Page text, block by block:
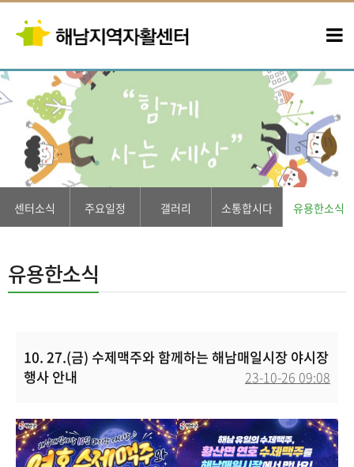
센터소식 주요일정 갤러리 소통합시다 유용한소식
유용한소식
10. 27.(금) 수제맥주와 함께하는 해남매일시장 야시장
행사 안내
23-10-26 09:08
본문